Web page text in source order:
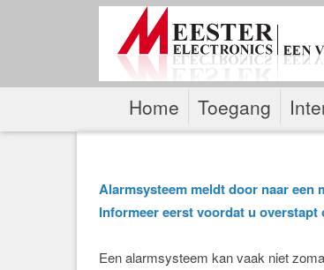
Home Toegang
Alarmsysteem meldt door naar een
Informeer eerst voordat u
Een alarmsysteem kan vaak niet